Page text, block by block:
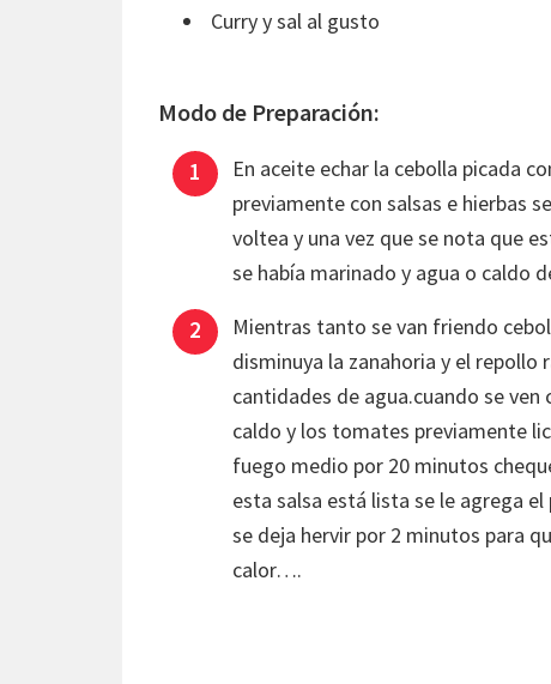
Curry y sal al gusto
Modo de Preparación:
En aceite echar la cebolla picada
previamente con salsas e hierbas
voltea y una vez que se nota que
se había marinado y agua o caldo
Mientras tanto se van friendo
disminuya la zanahoria y el
cantidades de agua.cuando se
caldo y los tomates previamente
fuego medio por 20 minutos
esta salsa está lista se le agrega
se deja hervir por 2 minutos para
calor….